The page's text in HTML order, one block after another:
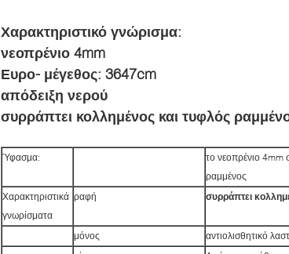
Χαρακτηριστικό γνώρισμα:
νεοπρένιο 4mm
Ευρο- μέγεθος: 3647cm
απόδειξη νερού
συρράπτει κολλημένος και τυφλός
Ύφασμα:
το νεοπρένιο 4mm
ραμμένος
Χαρακτηριστικά
γνωρίσματα
ραφή συρράπτει
μόνος
αντιολισθητικό